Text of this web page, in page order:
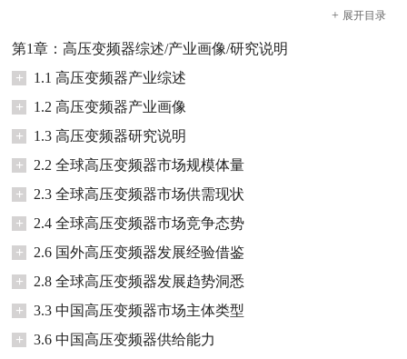
+ 展开目录
第1章：高压变频器综述/产业画像/研究说明
+
1.1 高压变频器产业综述
+
1.2 高压变频器产业画像
+
1.3 高压变频器研究说明
+
2.2 全球高压变频器市场规模体量
+
2.3 全球高压变频器市场供需现状
+
2.4 全球高压变频器市场竞争态势
+
2.6 国外高压变频器发展经验借鉴
+
2.8 全球高压变频器发展趋势洞悉
+
3.3 中国高压变频器市场主体类型
+
3.6 中国高压变频器供给能力